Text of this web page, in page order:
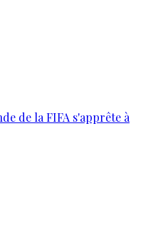
de la FIFA s'apprête à